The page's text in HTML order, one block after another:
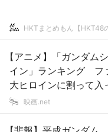
HKTまとめもん【HKT48
【アニメ】「ガンダム
イン」ランキング フ
大ヒロインに割って入
映画.net